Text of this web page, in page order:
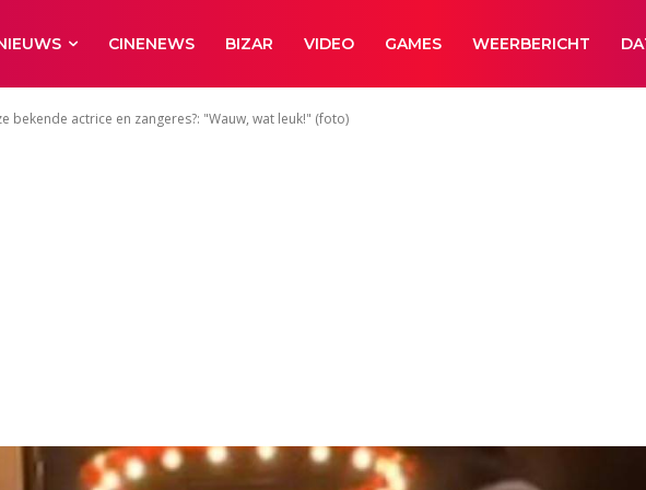
CINENEWS BIZAR VIDEO GAMES WEERBERICHT
bekende actrice en zangeres?: "Wauw, wat leuk!" (foto)